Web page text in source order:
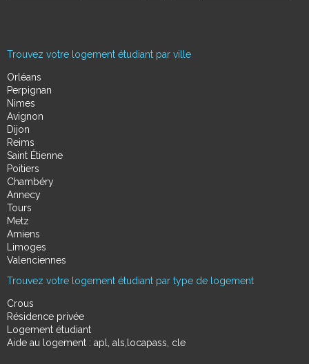
Trouvez votre logement étudiant par ville
Orléans
Perpignan
Nimes
Avignon
Dijon
Reims
Saint Étienne
Poitiers
Chambéry
Annecy
Tours
Metz
Amiens
Limoges
Valenciennes
Trouvez votre logement étudiant par type de logement
Crous
Résidence privée
Logement étudiant
Aide au logement : apl, als,locapass, cle